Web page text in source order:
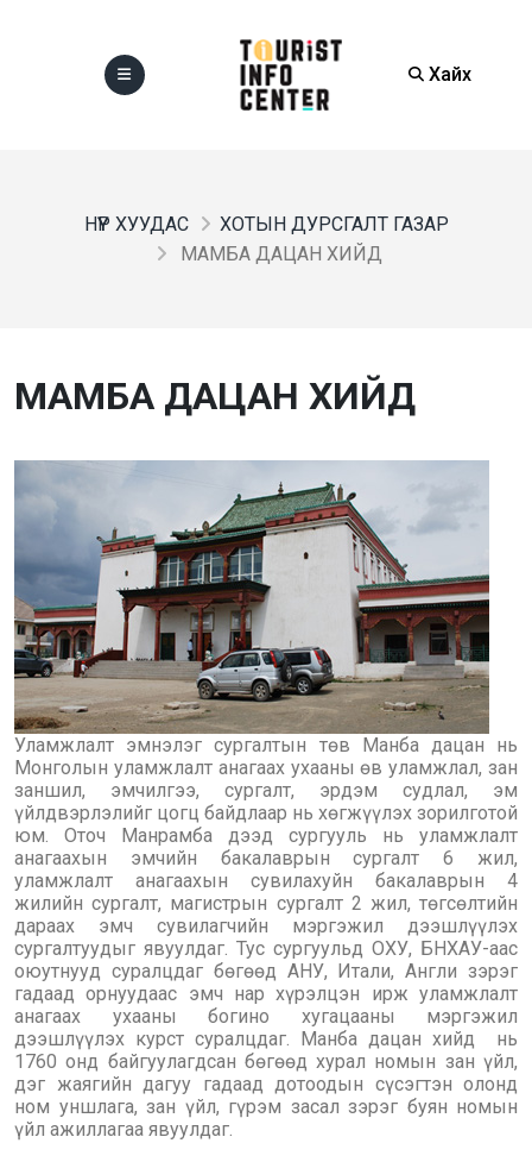
Хайх
НҮҮР ХУУДАС
ХОТЫН ДУРСГАЛТ ГАЗАР
МАМБА ДАЦАН ХИЙД
МАМБА ДАЦАН ХИЙД
Уламжлалт эмнэлэг сургалтын төв Манба дацан нь
Монголын уламжлалт анагаах ухааны өв уламжлал, зан
заншил, эмчилгээ, сургалт, эрдэм судлал, эм
үйлдвэрлэлийг цогц байдлаар нь хөгжүүлэх зорилготой
юм. Оточ Манрамба дээд сургууль нь уламжлалт
анагаахын эмчийн бакалаврын сургалт 6 жил,
уламжлалт анагаахын сувилахуйн бакалаврын 4
жилийн сургалт, магистрын сургалт 2 жил, төгсөлтийн
дараах эмч сувилагчийн мэргэжил дээшлүүлэх
сургалтуудыг явуулдаг. Тус сургуульд ОХУ, БНХАУ-аас
оюутнууд суралцдаг бөгөөд АНУ, Итали, Англи зэрэг
гадаад орнуудаас эмч нар хүрэлцэн ирж уламжлалт
анагаах ухааны богино хугацааны мэргэжил
дээшлүүлэх курст суралцдаг. Манба дацан хийд нь
1760 онд байгуулагдсан бөгөөд хурал номын зан үйл,
дэг жаягийн дагуу гадаад дотоодын сүсэгтэн олонд
ном уншлага, зан үйл, гүрэм засал зэрэг буян номын
үйл ажиллагаа явуулдаг.